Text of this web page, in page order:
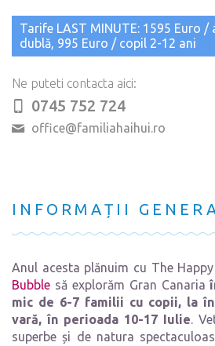
Tarife LAST MINUTE: 1595 Euro
dublă, 995 Euro / copil 2-12 ani
Ne puteti contacta aici:
0745 752 724
office@familiahaihui.ro
INFORMAȚII
Anul acesta plănuim cu The
Bubble să explorăm Gran Canaria
mic de 6-7 familii cu copii, la
vară, în perioada 10-17 Iulie.
superbe și de natura